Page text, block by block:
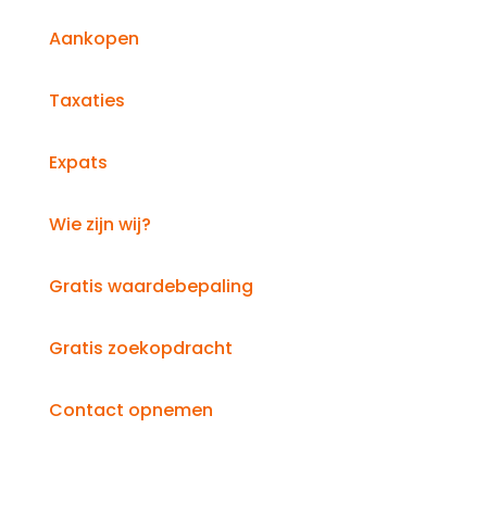
Aankopen
Taxaties
Expats
Wie zijn wij?
Gratis waardebepaling
Gratis zoekopdracht
Contact opnemen